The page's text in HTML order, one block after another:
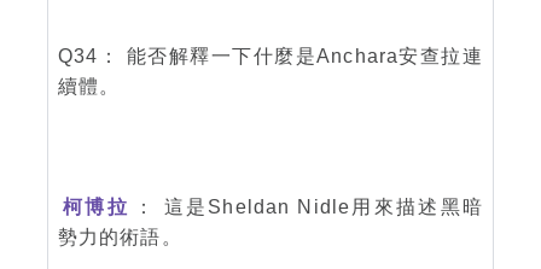
Q34： 能否解釋一下什麼是Anchara安查拉連
續體。
柯博拉
： 這是Sheldan Nidle用來描述黑暗
勢力的術語。